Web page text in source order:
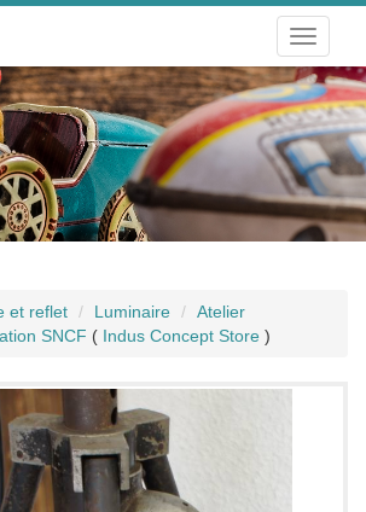
Toggle
et reflet Luminaire
Atelier
SNCF ( Indus Concept Store )